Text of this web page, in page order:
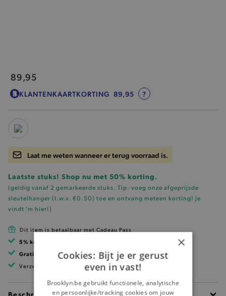
89,95
KLANTENKAARTKORTING 89,95 ?
Laat me weten wanneer er terug voorraad is.
Laatste stuks! Shop nu met 50% korting.
(geldig vanaf 2 gemarkeerde stuks. Tip: voeg onze afgeprijsde
sleutelhanger (t.w.v. €0.50) toe en ontvang meteen korting! Je
vindt 'm hier!)
Dit item is betaalbaar met Cadeau Pass
5% korting
Gratis verzendingvanaf 99 EUR
Verzending binnen 1 à 2 werkdagen
Beschrijving
×
Cookies: Bijt je er gerust
even in vast!
Brooklyn.be gebruikt functionele, analytische
en persoonlijke/tracking cookies om jouw